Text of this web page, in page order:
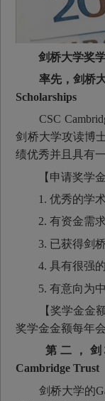
剑桥大学奖
率先，剑桥
Scholarships
CSC
剑桥大学攻读博
绩优秀并且具有
【申请奖学金
1. 优秀的学术
2. 有资金需求
3. 已获得剑桥
4. 具有很强的
5. 有意向为中
【奖学金金额
奖学金金额每年
第二，
Cambridge Trust
剑桥大学的